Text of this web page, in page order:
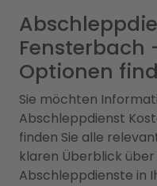
Fensterbach
Optionen
Sie möchten
Abschleppdienst
finden Sie alle
klaren Überblick
Abschleppdienste in